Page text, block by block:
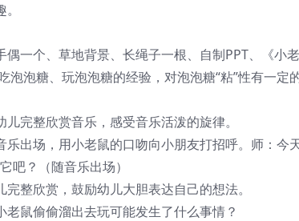
一个、草地背景、长绳子一根、自制PPT、《小
泡泡糖、玩泡泡糖的经验，对泡泡糖“粘”性有一定的
完整欣赏音乐，感受音乐活泼的旋律。
乐出场，用小老鼠的口吻向小朋友打招呼。师：
吧？（随音乐出场）
完整欣赏，鼓励幼儿大胆表达自己的想法。
老鼠偷偷溜出去玩可能发生了什么事情？